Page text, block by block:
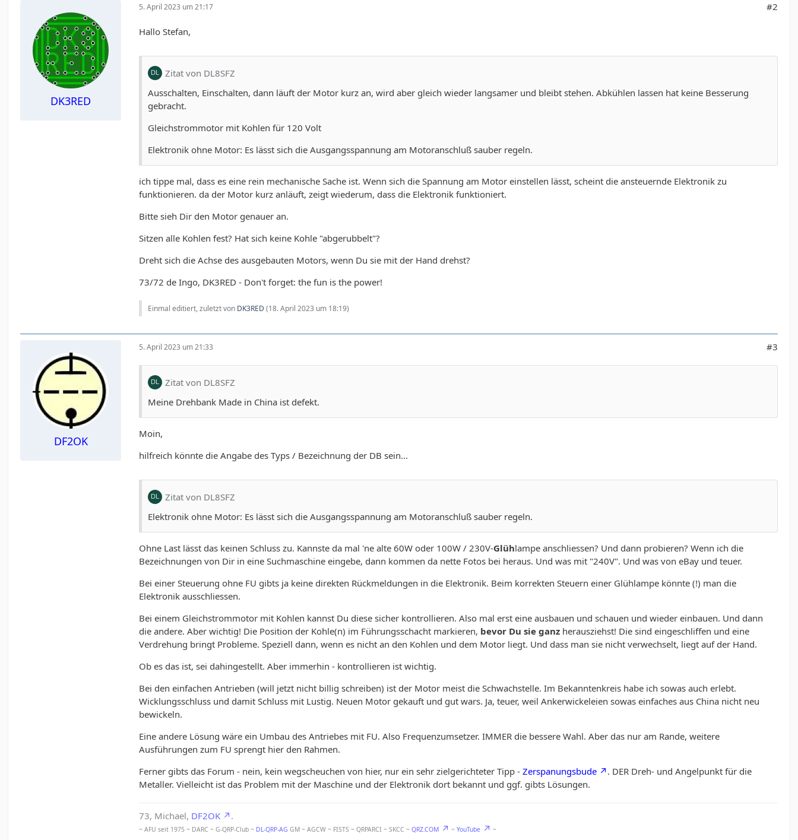
DK3RED
5. April 2023 um 21:17 #2
Hallo Stefan,
Zitat von DL8SFZ
Ausschalten, Einschalten, dann läuft der Motor kurz an, wird aber gleich wieder langsamer und bleibt stehen. Abkühlen lassen hat keine Besserung
gebracht.
Gleichstrommotor mit Kohlen für 120 Volt
Elektronik ohne Motor: Es lässt sich die Ausgangsspannung am Motoranschluß sauber regeln.
ich tippe mal, dass es eine rein mechanische Sache ist. Wenn sich die Spannung am Motor einstellen lässt, scheint die ansteuernde Elektronik zu
funktionieren. da der Motor kurz anläuft, zeigt wiederum, dass die Elektronik funktioniert.
Bitte sieh Dir den Motor genauer an.
Sitzen alle Kohlen fest? Hat sich keine Kohle "abgerubbelt"?
Dreht sich die Achse des ausgebauten Motors, wenn Du sie mit der Hand drehst?
73/72 de Ingo, DK3RED - Don't forget: the fun is the power!
Einmal editiert, zuletzt von DK3RED (18. April 2023 um 18:19)
DF2OK
5. April 2023 um 21:33 #3
Zitat von DL8SFZ
Meine Drehbank Made in China ist defekt.
Moin,
hilfreich könnte die Angabe des Typs / Bezeichnung der DB sein...
Zitat von DL8SFZ
Elektronik ohne Motor: Es lässt sich die Ausgangsspannung am Motoranschluß sauber regeln.
Ohne Last lässt das keinen Schluss zu. Kannste da mal 'ne alte 60W oder 100W / 230V-Glühlampe anschliessen? Und dann probieren? Wenn ich die
Bezeichnungen von Dir in eine Suchmaschine eingebe, dann kommen da nette Fotos bei heraus. Und was mit "240V". Und was von eBay und teuer.
Bei einer Steuerung ohne FU gibts ja keine direkten Rückmeldungen in die Elektronik. Beim korrekten Steuern einer Glühlampe könnte (!) man die
Elektronik ausschliessen.
Bei einem Gleichstrommotor mit Kohlen kannst Du diese sicher kontrollieren. Also mal erst eine ausbauen und schauen und wieder einbauen. Und dann
die andere. Aber wichtig! Die Position der Kohle(n) im Führungsschacht markieren, bevor Du sie ganz herausziehst! Die sind eingeschliffen und eine
Verdrehung bringt Probleme. Speziell dann, wenn es nicht an den Kohlen und dem Motor liegt. Und dass man sie nicht verwechselt, liegt auf der Hand.
Ob es das ist, sei dahingestellt. Aber immerhin - kontrollieren ist wichtig.
Bei den einfachen Antrieben (will jetzt nicht billig schreiben) ist der Motor meist die Schwachstelle. Im Bekanntenkreis habe ich sowas auch erlebt.
Wicklungsschluss und damit Schluss mit Lustig. Neuen Motor gekauft und gut wars. Ja, teuer, weil Ankerwickeleien sowas einfaches aus China nicht neu
bewickeln.
Eine andere Lösung wäre ein Umbau des Antriebes mit FU. Also Frequenzumsetzer. IMMER die bessere Wahl. Aber das nur am Rande, weitere
Ausführungen zum FU sprengt hier den Rahmen.
Ferner gibts das Forum - nein, kein wegscheuchen von hier, nur ein sehr zielgerichteter Tipp -Zerspanungsbude
. DER Dreh- und Angelpunkt für die
Metaller. Vielleicht ist das Problem mit der Maschine und der Elektronik dort bekannt und ggf. gibts Lösungen.
73, Michael, DF2OK .
~ AFU seit 1975 ~ DARC ~ G-QRP-Club ~ DL-QRP-AG GM ~ AGCW ~ FISTS ~ QRPARCI ~ SKCC ~QRZ.COM ~YouTube
~